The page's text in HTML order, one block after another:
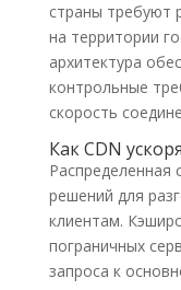
страны требуют
на территории
архитектура
контрольные
скорость
Как CDN
Распределенная
решений для
клиентам.
пограничных
запроса к